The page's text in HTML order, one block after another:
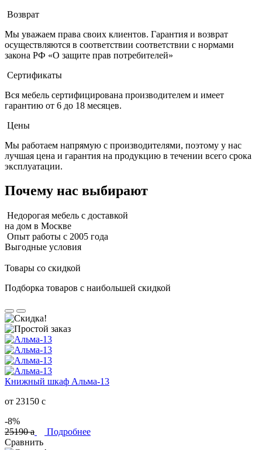
Возврат
Мы уважаем права своих клиентов. Гарантия и возврат
осуществляются в соответствии соответствии с нормами
закона РФ «О защите прав потребителей»
Сертификаты
Вся мебель сертифицирована производителем и имеет
гарантию от 6 до 18 месяцев.
Цены
Мы работаем напрямую с производителями, поэтому у нас
лучшая цена и гарантия на продукцию в течении всего срока
эксплуатации.
Почему нас выбирают
Недорогая мебель с доставкой
на дом в Москве
Опыт работы с 2005 года
Выгодные условия
Товары со скидкой
Подборка товаров с наибольшей скидкой
Книжный шкаф Альма-13
от 23150 c
-8%
25190a
Подробнее
Сравнить